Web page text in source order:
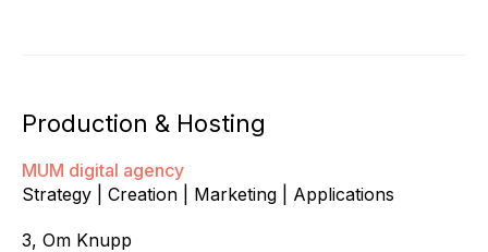
Production & Hosting
MUM digital agency
Strategy | Creation | Marketing | Applications
3, Om Knupp